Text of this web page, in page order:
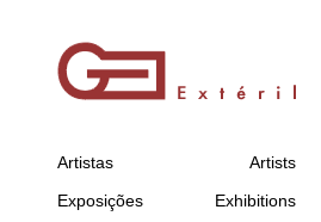
Artistas
Artists
Exposições
Exhibitions